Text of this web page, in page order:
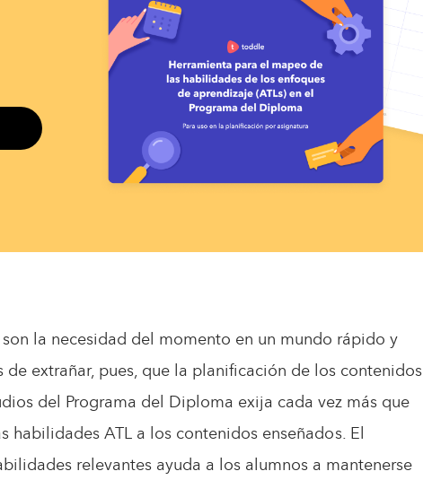
la necesidad del momento en un mundo rápido y
de extrañar, pues, que la planificación de los contenidos
del Programa del Diploma exija cada vez más que
habilidades ATL a los contenidos enseñados. El
relevantes ayuda a los alumnos a mantenerse